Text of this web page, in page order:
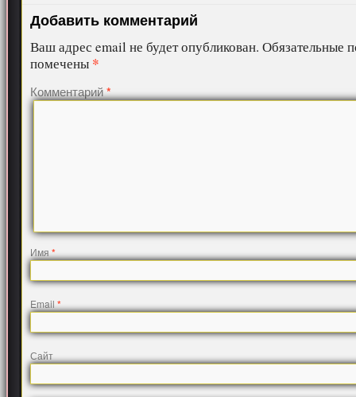
Добавить комментарий
Ваш адрес email не будет опубликован. Обязательные
помечены *
Комментарий*
Имя*
Email*
Сайт